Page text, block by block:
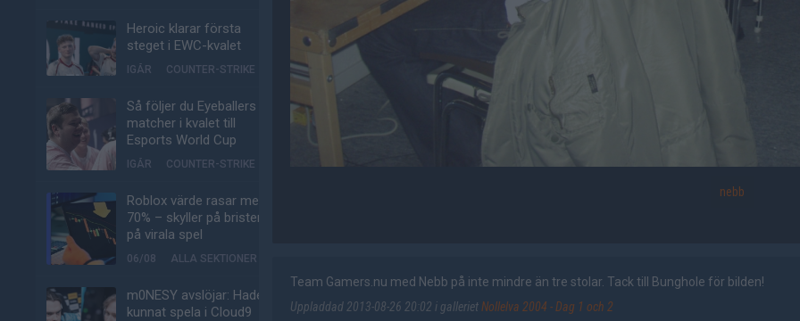
Heroic klarar första
steget i EWC-kvalet
IGÅR COUNTER-STRIKE
Så följer du Eyeballers
matcher i kvalet till
Esports World Cup
IGÅR COUNTER-STRIKE
Roblox värde rasar med
70% – skyller på bristen
på virala spel
06/08 ALLA SEKTIONER
m0NESY avslöjar: Hade
kunnat spela i Cloud9
nebb
Team Gamers.nu med Nebb på inte mindre än tre stolar. Tack till Bunghole för bilden!
Uppladdad 2013-08-26 20:02 i gallerietNollelva 2004 - Dag 1 och 2